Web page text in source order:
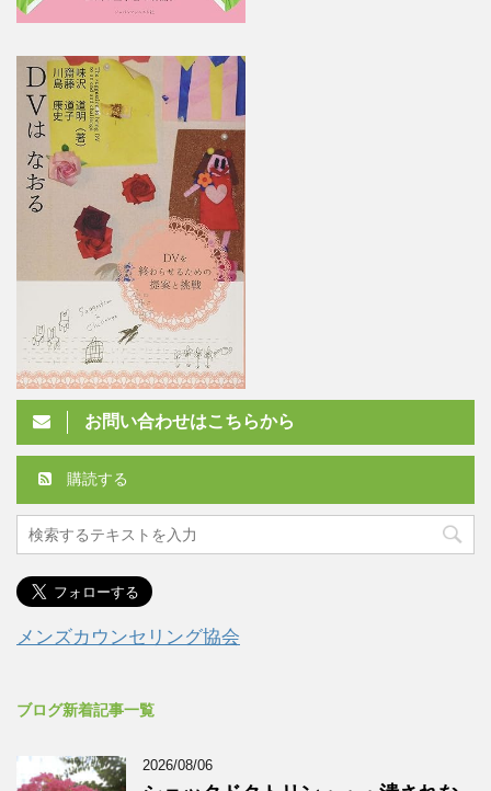
お問い合わせはこちらから
購読する
メンズカウンセリング協会
ブログ新着記事一覧
2026/08/06